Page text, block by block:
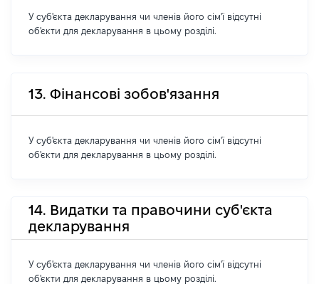
У суб'єкта декларування чи членів його сім'ї відсутні
об'єкти для декларування в цьому розділі.
13. Фінансові зобов'язання
У суб'єкта декларування чи членів його сім'ї відсутні
об'єкти для декларування в цьому розділі.
14. Видатки та правочини суб'єкта
декларування
У суб'єкта декларування чи членів його сім'ї відсутні
об'єкти для декларування в цьому розділі.